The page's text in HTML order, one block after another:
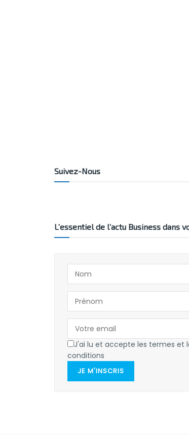
Suivez-Nous
L’essentiel de l’actu Business dans
J'ai lu et accepte les termes et
conditions
JE M'INSCRIS